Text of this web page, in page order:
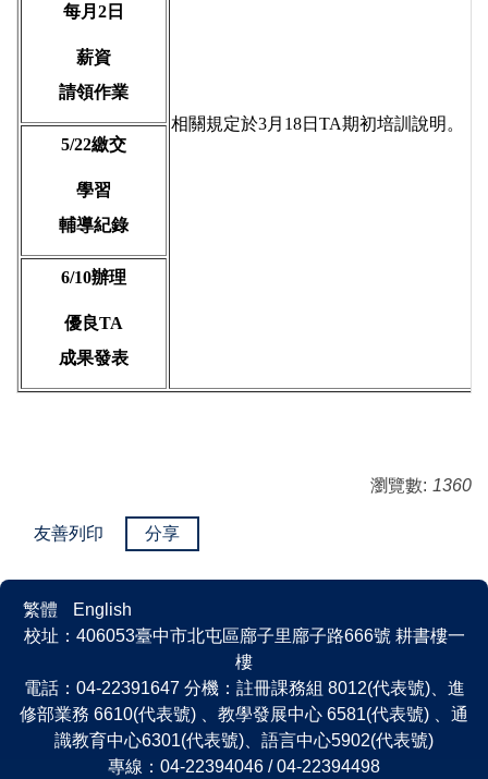
相關規定於3月18日TA期初培訓說明。
每月2日
薪資
請領作業
5/22繳交
學習
輔導紀錄
6/10辦理
優良TA
成果發表
瀏覽數: 1360
友善列印 分享
繁體
English
校址：406053臺中市北屯區廍子里廍子路666號 耕書樓一
樓
電話：04-22391647 分機：註冊課務組 8012(代表號)、進
修部業務 6610(代表號) 、教學發展中心 6581(代表號) 、通
識教育中心6301(代表號)、語言中心5902(代表號)
專線：04-22394046 / 04-22394498